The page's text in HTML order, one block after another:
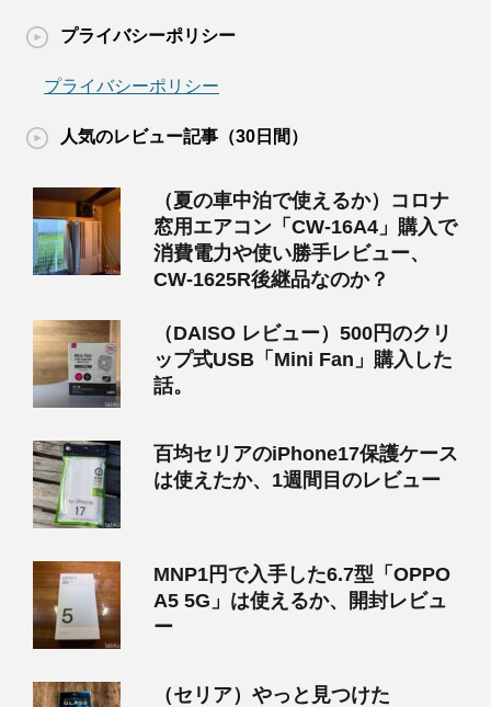
プライバシーポリシー
プライバシーポリシー
人気のレビュー記事（30日間）
（夏の車中泊で使えるか）コロナ
窓用エアコン「CW-16A4」購入で
消費電力や使い勝手レビュー、
CW-1625R後継品なのか？
（DAISO レビュー）500円のクリ
ップ式USB「Mini Fan」購入した
話。
百均セリアのiPhone17保護ケース
は使えたか、1週間目のレビュー
MNP1円で入手した6.7型「OPPO
A5 5G」は使えるか、開封レビュ
ー
（セリア）やっと見つけた